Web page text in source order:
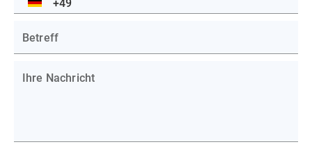
DE
Betreff
Ihre Nachricht